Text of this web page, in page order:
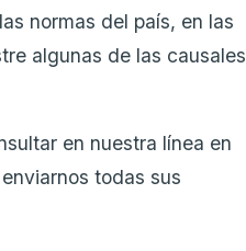
normas del país, en las
algunas de las causales
en nuestra línea en
todas sus